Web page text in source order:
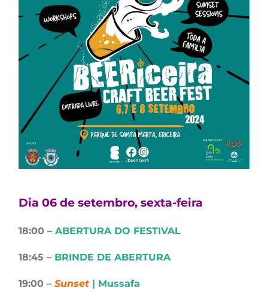
Dia 06 de setembro, sexta-feira
18:00 – ABERTURA DO FESTIVAL
18:45 – BRINDE DE ABERTURA
19:00 – Sunset | Mussafa